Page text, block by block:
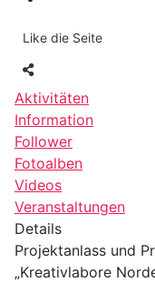
Like die Seite
Aktivitäten
Information
Follower
Fotoalben
Videos
Veranstaltungen
Details
Projektanlass und
„Kreativlabore